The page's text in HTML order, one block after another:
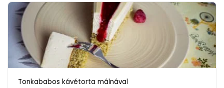
Tonkababos kávétorta málnával